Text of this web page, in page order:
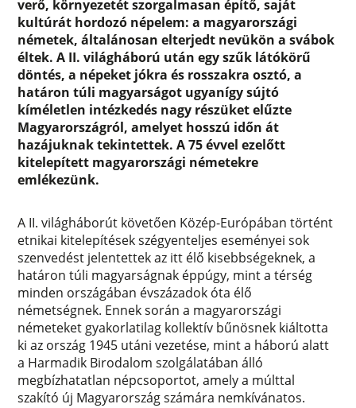
verő, környezetét szorgalmasan építő, saját
kultúrát hordozó népelem: a magyarországi
németek, általánosan elterjedt nevükön a svábok
éltek. A II. világháború után egy szűk látókörű
döntés, a népeket jókra és rosszakra osztó, a
határon túli magyarságot ugyanígy sújtó
kíméletlen intézkedés nagy részüket elűzte
Magyarországról, amelyet hosszú időn át
hazájuknak tekintettek. A 75 évvel ezelőtt
kitelepített magyarországi németekre
emlékezünk.
A II. világháborút követően Közép-Európában történt
etnikai kitelepítések szégyenteljes eseményei sok
szenvedést jelentettek az itt élő kisebbségeknek, a
határon túli magyarságnak éppúgy, mint a térség
minden országában évszázadok óta élő
németségnek. Ennek során a magyarországi
németeket gyakorlatilag kollektív bűnösnek kiáltotta
ki az ország 1945 utáni vezetése, mint a háború alatt
a Harmadik Birodalom szolgálatában álló
megbízhatatlan népcsoportot, amely a múlttal
szakító új Magyarország számára nemkívánatos.